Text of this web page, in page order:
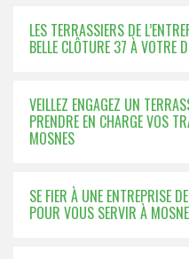
LES TERRASSIERS DE
BELLE CLÔTURE 37 À VOTRE
VEILLEZ ENGAGEZ UN
PRENDRE EN CHARGE VOS
MOSNES
SE FIER À UNE ENTREPRISE
POUR VOUS SERVIR À